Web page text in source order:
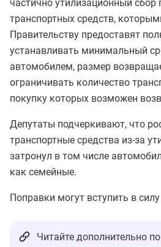
частично утилизационный сбор
транспортных средств,
Правительству предоставят
устанавливать минимальный
автомобилем, размер
ограничивать количество
покупку которых возможен
Депутаты подчеркивают, что
транспортные средства из‑за
затронул в том числе
как семейные.
Поправки могут вступить в
Читайте дополнительно